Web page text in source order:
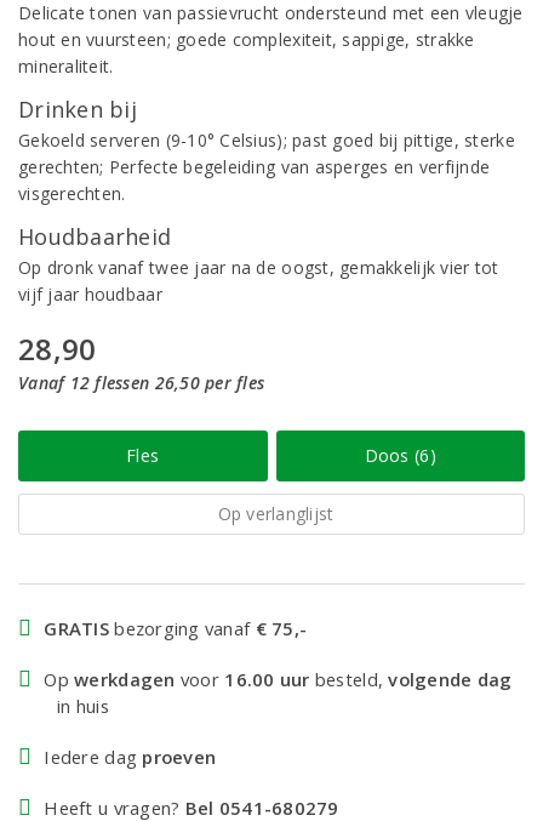
Delicate tonen van passievrucht ondersteund met een vleugje
hout en vuursteen; goede complexiteit, sappige, strakke
mineraliteit.
Drinken bij
Gekoeld serveren (9-10° Celsius); past goed bij pittige, sterke
gerechten; Perfecte begeleiding van asperges en verfijnde
visgerechten.
Houdbaarheid
Op dronk vanaf twee jaar na de oogst, gemakkelijk vier tot
vijf jaar houdbaar
28,90
Vanaf 12 flessen 26,50 per fles
Fles Doos (6)
Op verlanglijst
GRATIS bezorging vanaf € 75,-
Opwerkdagen voor 16.00 uur besteld,volgende dag
in huis
Iedere dag proeven
Heeft u vragen? Bel 0541-680279